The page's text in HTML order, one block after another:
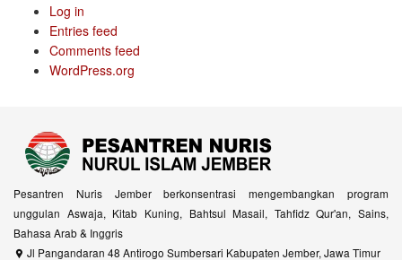
Log in
Entries feed
Comments feed
WordPress.org
Pesantren Nuris Jember berkonsentrasi mengembangkan program
unggulan Aswaja, Kitab Kuning, Bahtsul Masail, Tahfidz Qur'an, Sains,
Bahasa Arab & Inggris
Jl Pangandaran 48 Antirogo Sumbersari Kabupaten Jember, Jawa Timur